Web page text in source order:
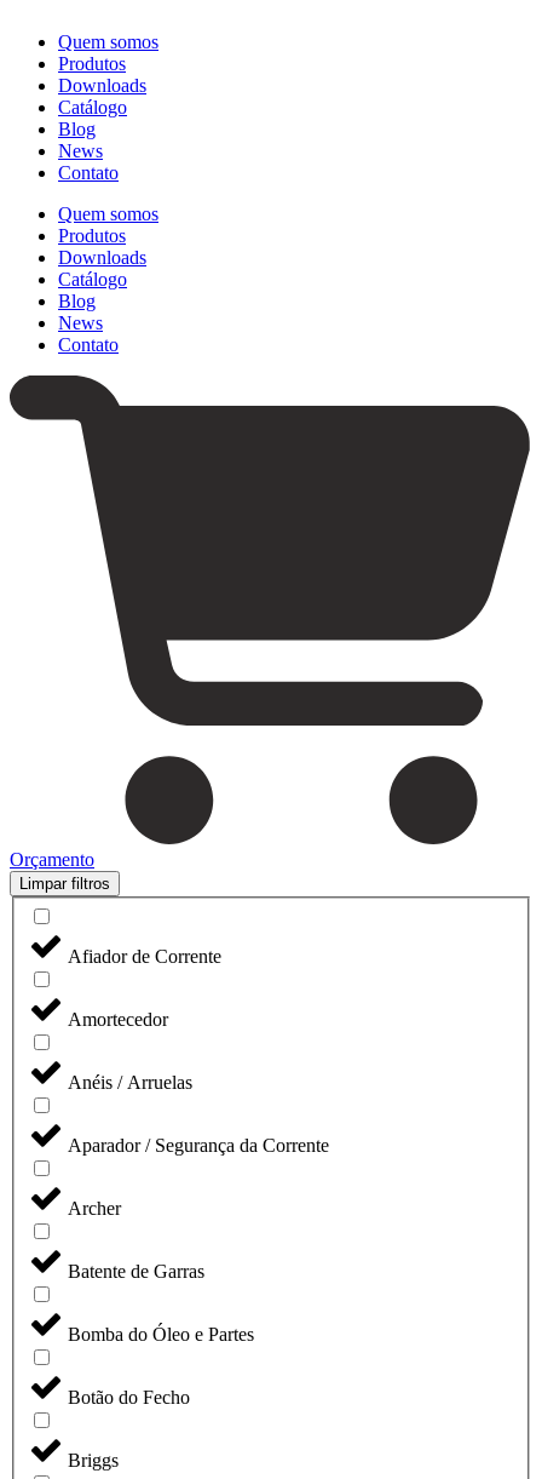
Quem somos
Produtos
Downloads
Catálogo
Blog
News
Contato
Quem somos
Produtos
Downloads
Catálogo
Blog
News
Contato
Orçamento
Limpar filtros
Afiador de Corrente
Amortecedor
Anéis / Arruelas
Aparador / Segurança da Corrente
Archer
Batente de Garras
Bomba do Óleo e Partes
Botão do Fecho
Briggs